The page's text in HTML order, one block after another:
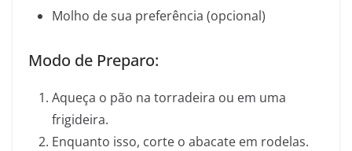
Molho de sua preferência (opcional)
Modo de Preparo:
Aqueça o pão na torradeira ou em uma
frigideira.
Enquanto isso, corte o abacate em rodelas.